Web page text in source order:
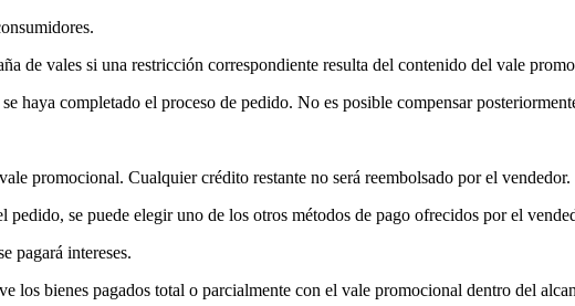
de vales si una restricción correspondiente resulta del contenido del vale
haya completado el proceso de pedido. No es posible compensar
promocional. Cualquier crédito restante no será reembolsado por el vendedor.
se puede elegir uno de los otros métodos de pago ofrecidos por el
pagará intereses.
los bienes pagados total o parcialmente con el vale promocional dentro del